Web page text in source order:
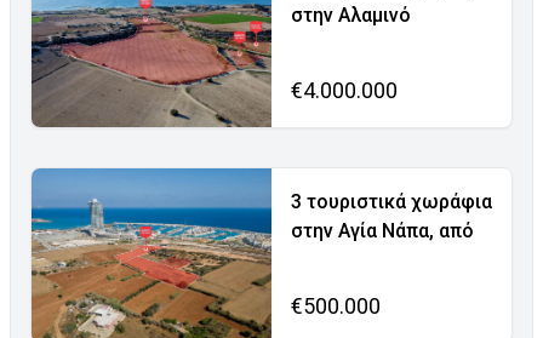
στην Αλαμινό
€4.000.000
3 τουριστικά χωράφια
στην Αγία Νάπα, από
€500.000